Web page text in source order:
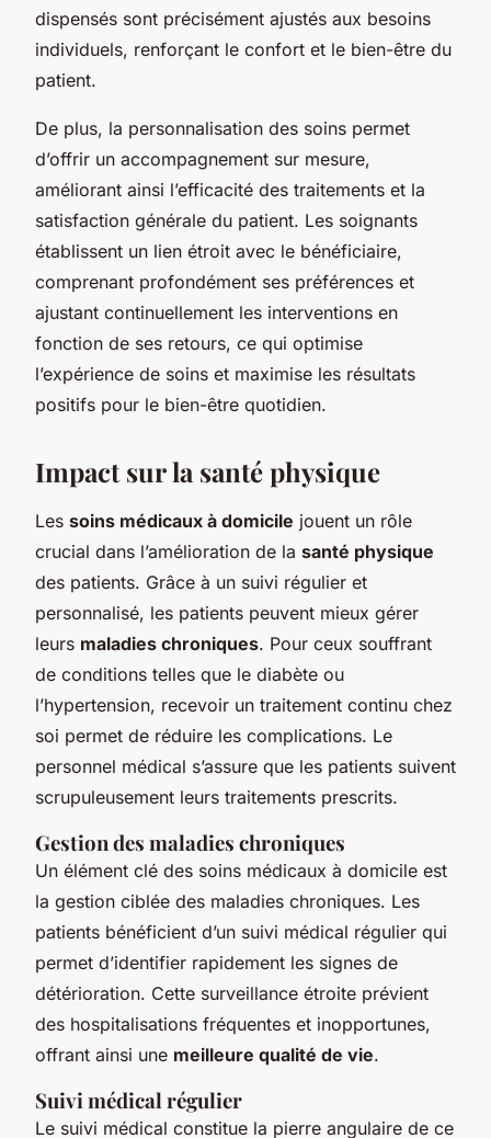
dispensés sont précisément ajustés aux besoins
individuels, renforçant le confort et le bien-être du
patient.
De plus, la personnalisation des soins permet
d’offrir un accompagnement sur mesure,
améliorant ainsi l’efficacité des traitements et la
satisfaction générale du patient. Les soignants
établissent un lien étroit avec le bénéficiaire,
comprenant profondément ses préférences et
ajustant continuellement les interventions en
fonction de ses retours, ce qui optimise
l’expérience de soins et maximise les résultats
positifs pour le bien-être quotidien.
Impact sur la santé physique
Les soins médicaux à domicile jouent un rôle
crucial dans l’amélioration de la santé physique
des patients. Grâce à un suivi régulier et
personnalisé, les patients peuvent mieux gérer
leurs maladies chroniques. Pour ceux souffrant
de conditions telles que le diabète ou
l’hypertension, recevoir un traitement continu chez
soi permet de réduire les complications. Le
personnel médical s’assure que les patients suivent
scrupuleusement leurs traitements prescrits.
Gestion des maladies chroniques
Un élément clé des soins médicaux à domicile est
la gestion ciblée des maladies chroniques. Les
patients bénéficient d’un suivi médical régulier qui
permet d’identifier rapidement les signes de
détérioration. Cette surveillance étroite prévient
des hospitalisations fréquentes et inopportunes,
offrant ainsi une meilleure qualité de vie.
Suivi médical régulier
Le suivi médical constitue la pierre angulaire de ce